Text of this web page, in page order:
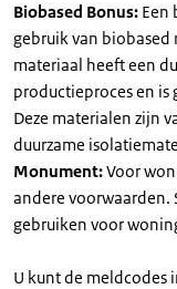
Biobased Bonus: Een
gebruik van
materiaal heeft een
productieproces en is
Deze materialen zijn
duurzame
Monument:Voor
andere voorwaarden.
gebruiken voor
U kunt de meldcodes